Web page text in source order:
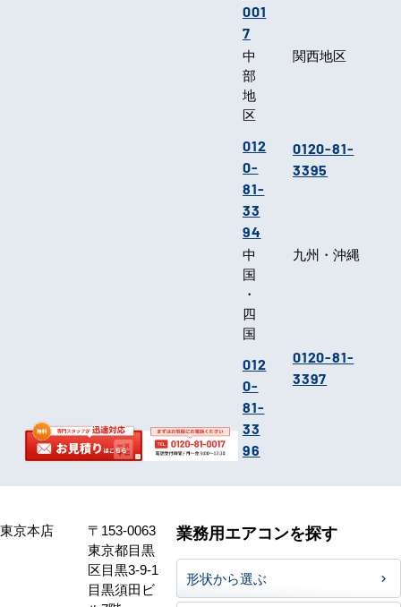
001
7
中
部
地
区
012
0-
81-
33
94
関西地区
0120-81-
3395
中
国
・
四
国
012
0-
81-
33
96
九州・沖縄
0120-81-
3397
東京本店
〒153-0063
東京都目黒
区目黒3-9-1
目黒須田ビ
業務用エアコンを探す
形状から選ぶ